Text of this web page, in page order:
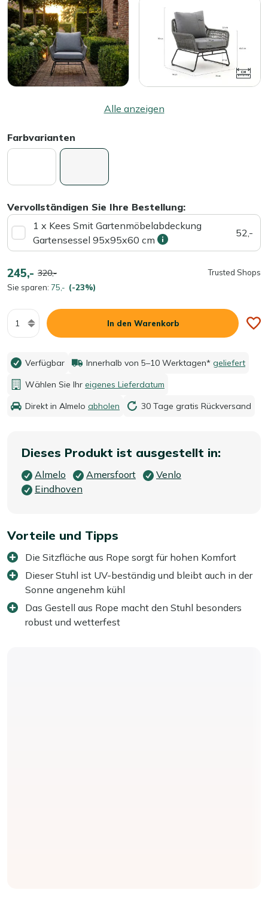
Alle anzeigen
Farbvarianten
Vervollständigen Sie Ihre Bestellung:
1 x Kees Smit Gartenmöbelabdeckung
Gartensessel 95x95x60 cm
52,-
245,- 320,-
Sie sparen: 75,- (-23%)
Trusted Shops
Menge
In den Warenkorb
Verfügbar Innerhalb von 5–10 Werktagen* geliefert
Wählen Sie Ihr eigenes Lieferdatum
Direkt in Almelo abholen 30 Tage gratis Rückversand
Dieses Produkt ist ausgestellt in:
Almelo Amersfoort
Venlo
Eindhoven
Vorteile und Tipps
Die Sitzfläche aus Rope sorgt für hohen Komfort
Dieser Stuhl ist UV-beständig und bleibt auch in der
Sonne angenehm kühl
Das Gestell aus Rope macht den Stuhl besonders
robust und wetterfest